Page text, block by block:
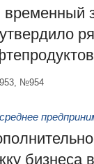
№954
бизнеса